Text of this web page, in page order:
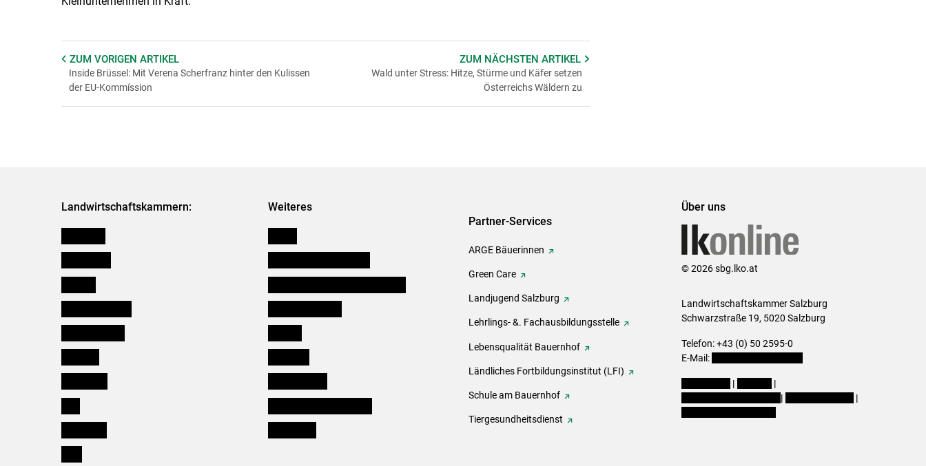
ZUM VORIGEN ARTIKEL
Inside Brüssel: Mit Verena Scherfranz hinter den Kulissen
der EU-Kommíssion
ZUM NÄCHSTENARTIKEL
Wald unter Stress: Hitze, Stürme und Käfer setzen
Österreichs Wäldern zu
Landwirtschaftskammern: Weiteres
Partner-Services
ARGE Bäuerinnen
Green Care
Landjugend Salzburg
Lehrlings- &. Fachausbildungsstelle
Lebensqualität Bauernhof
Ländliches Fortbildungsinstitut (LFI)
Schule am Bauernhof
Tiergesundheitsdienst
Über uns
© 2026 sbg.lko.at
Landwirtschaftskammer Salzburg
Schwarzstraße 19, 5020 Salzburg
Telefon: +43 (0) 50 2595-0
E-Mail:
|
|
|
|